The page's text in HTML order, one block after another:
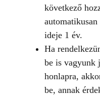
következő
ideje 1 év.
Ha
be is vagyunk
honlapra,
be, annak